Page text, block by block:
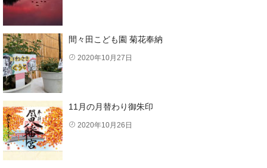
間々田こども園 菊花奉納
2020年10月27日
11月の月替わり御朱印
2020年10月26日